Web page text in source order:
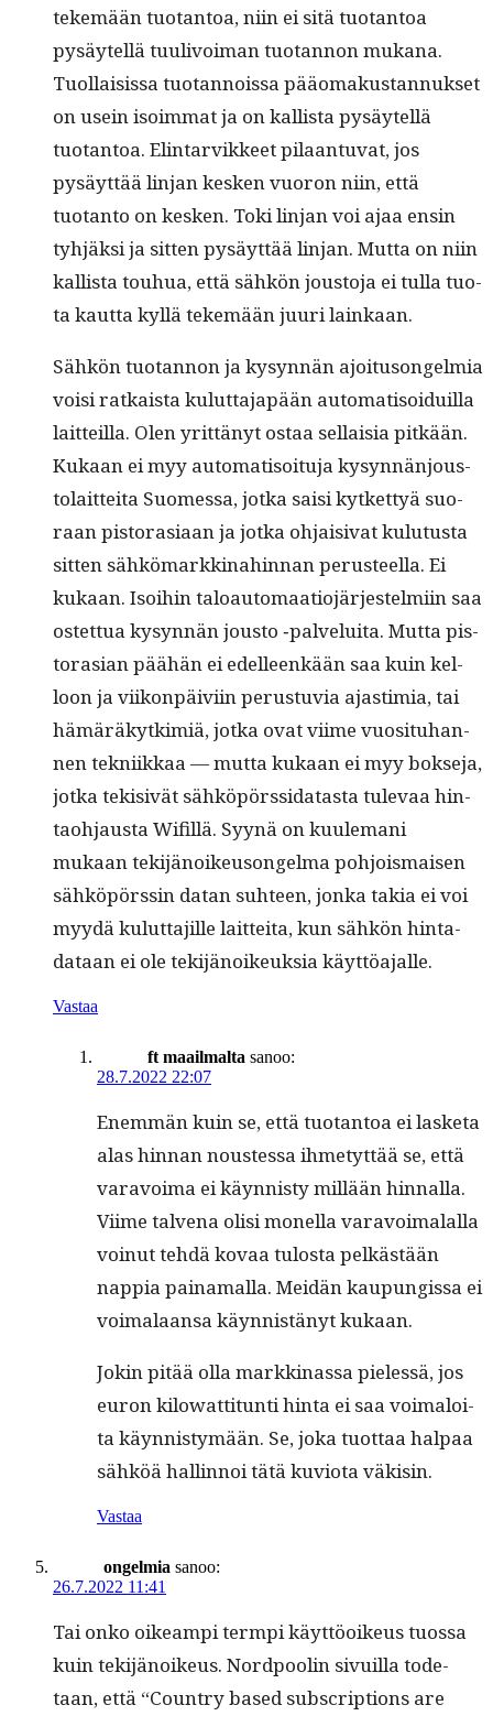
tekemään tuotan­toa, niin ei sitä tuotan­toa
pysäytel­lä tuulivoiman tuotan­non mukana.
Tuol­lai­sis­sa tuotan­nois­sa pääo­makus­tan­nuk­set
on usein isoim­mat ja on kallista pysäytel­lä
tuotan­toa. Elin­tarvikkeet pilaan­tu­vat, jos
pysäyt­tää lin­jan kesken vuoron niin, että
tuotan­to on kesken. Toki lin­jan voi ajaa ensin
tyhjäk­si ja sit­ten pysäyt­tää lin­jan. Mut­ta on niin
kallista touhua, että sähkön jous­to­ja ei tul­la tuo­
ta kaut­ta kyl­lä tekemään juuri lainkaan.
Sähkön tuotan­non ja kysyn­nän ajoi­tu­songelmia
voisi ratkaista kulut­ta­japään automa­ti­soiduil­la
lait­teil­la. Olen yrit­tänyt ostaa sel­l­aisia pitkään.
Kukaan ei myy automa­ti­soitu­ja kysyn­nän­jous­
to­lait­tei­ta Suomes­sa, jot­ka saisi kytket­tyä suo­
raan pis­torasi­aan ja jot­ka ohjaisi­vat kulu­tus­ta
sit­ten sähkö­markki­nahin­nan perus­teel­la. Ei
kukaan. Isoi­hin taloau­tomaa­tio­jär­jestelmi­in saa
ostet­tua kysyn­nän jous­to ‑palvelui­ta. Mut­ta pis­
torasian päähän ei edelleenkään saa kuin kel­
loon ja viikon­päivi­in perus­tu­via ajas­timia, tai
hämäräkytkim­iä, jot­ka ovat viime vuosi­tuhan­
nen tekni­ikkaa — mut­ta kukaan ei myy bok­se­ja,
jot­ka tek­i­sivät sähköpörssi­datas­ta tule­vaa hin­
tao­h­jaus­ta Wifil­lä. Syynä on kuule­mani
mukaan tek­i­jänoikeu­songel­ma pohjo­is­maisen
sähköpörssin datan suh­teen, jon­ka takia ei voi
myy­dä kulut­ta­jille lait­tei­ta, kun sähkön hin­ta­
dataan ei ole tek­i­jänoikeuk­sia käyttöajalle.
Vastaa
ft maailmalta sanoo:
28.7.2022 22:07
Enem­män kuin se, että tuotan­toa ei las­ke­ta
alas hin­nan noustes­sa ihme­tyt­tää se, että
var­avoima ei käyn­nisty mil­lään hin­nal­la.
Viime tal­ve­na olisi monel­la var­avoimalal­la
voin­ut tehdä kovaa tulosta pelkästään
nap­pia paina­mal­la. Mei­dän kaupungis­sa ei
voimalaansa käyn­nistänyt kukaan.
Jokin pitää olla markki­nas­sa pielessä, jos
euron kilo­wat­ti­tun­ti hin­ta ei saa voimaloi­
ta käyn­nistymään. Se, joka tuot­taa hal­paa
sähköä hallinnoi tätä kuvio­ta väkisin.
Vastaa
ongelmia sanoo:
26.7.2022 11:41
Tai onko oikeampi termpi käyt­töoikeus tuos­sa
kuin tek­i­jänoikeus. Nord­poolin sivuil­la tode­
taan, että “Coun­try based sub­scrip­tions are